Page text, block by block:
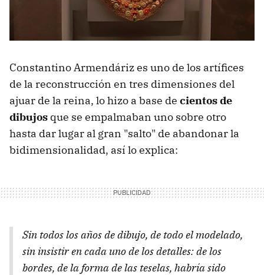
Constantino Armendáriz es uno de los artífices
de la reconstrucción en tres dimensiones del
ajuar de la reina, lo hizo a base de cientos de
dibujos que se empalmaban uno sobre otro
hasta dar lugar al gran "salto" de abandonar la
bidimensionalidad, así lo explica:
Sin todos los años de dibujo, de todo el modelado,
sin insistir en cada uno de los detalles: de los
bordes, de la forma de las teselas, habría sido